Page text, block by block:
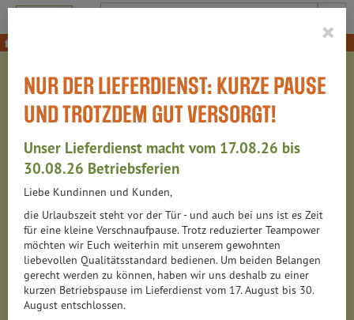
Produkt
×
NUR DER LIEFERDIENST: KURZE PAUSE
UND TROTZDEM GUT VERSORGT!
Unser Lieferdienst macht vom 17.08.26 bis
30.08.26 Betriebsferien
Liebe Kundinnen und Kunden,
die Urlaubszeit steht vor der Tür - und auch bei uns ist es Zeit
für eine kleine Verschnaufpause. Trotz reduzierter Teampower
möchten wir Euch weiterhin mit unserem gewohnten
liebevollen Qualitätsstandard bedienen. Um beiden Belangen
gerecht werden zu können, haben wir uns deshalb zu einer
kurzen Betriebspause im Lieferdienst vom 17. August bis 30.
August entschlossen.
OBST 79 VON 6314
12
Saisonales Obst
9
Bananen, Äpfel & Co
5
Orangen, Zitronen & Co
Trauben, Beeren & Co.